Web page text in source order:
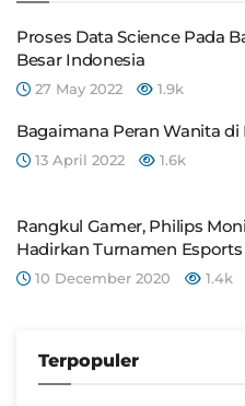
Proses Data Science Pada
Besar Indonesia
27 May 2022 1.9k
Bagaimana Peran Wanita di
13 April 2022 1.6k
Rangkul Gamer, Philips
Hadirkan Turnamen Esports
10 December 2020 1.4k
Terpopuler